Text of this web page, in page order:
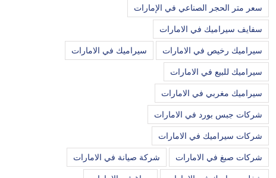
سعر متر الحجر الصناعي في الإمارات
سفايف سيراميك في الامارات
سيراميك رخيص في الامارات سيراميك في الامارات
سيراميك للبيع في الامارات
سيراميك مغربي في الامارات
شركات جبس بورد في الامارات
شركات سيراميك في الامارات
شركات صبغ في الامارات شركة صيانة في الامارات